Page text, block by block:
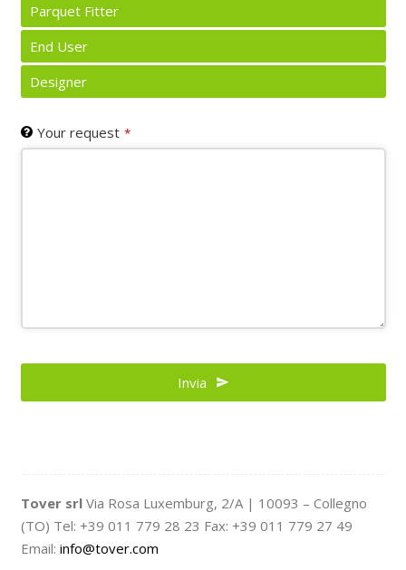
Parquet Fitter
End User
Designer
Email *
Your request *
Invia
Tover srl Via Rosa Luxemburg, 2/A | 10093 – Collegno
(TO) Tel: +39 011 779 28 23 Fax: +39 011 779 27 49
Email: info@tover.com